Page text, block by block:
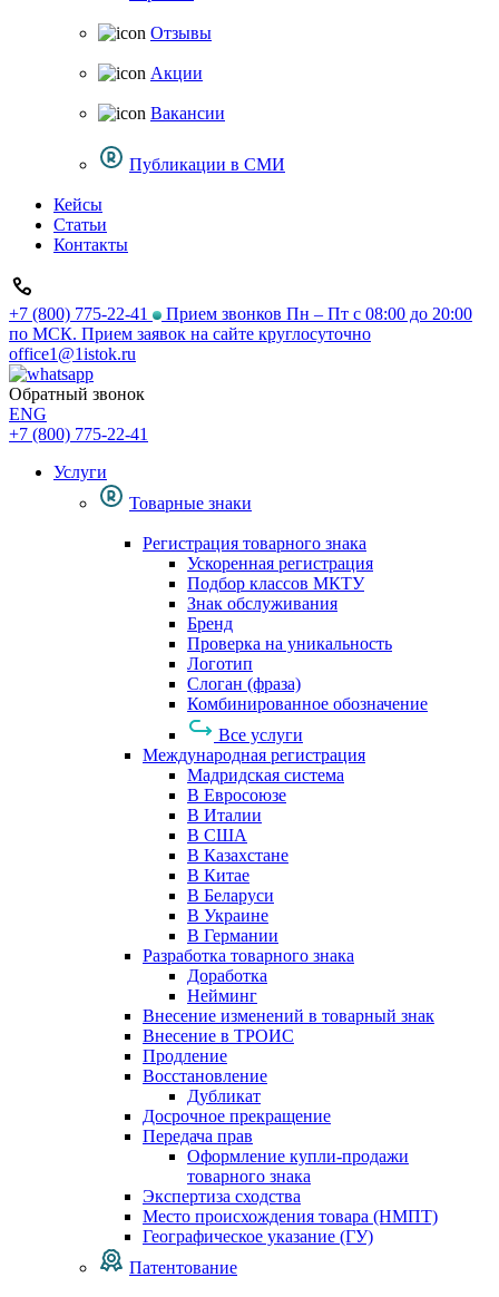
Отзывы
Акции
Вакансии
Публикации в СМИ
Кейсы
Статьи
Контакты
+7 (800) 775-22-41
Прием звонков Пн – Пт с 08:00 до 20:00
по МСК. Прием заявок на сайте круглосуточно
office1@1istok.ru
Обратный звонок
ENG
+7 (800) 775-22-41
Услуги
Товарные знаки
Регистрация товарного знака
Ускоренная регистрация
Подбор классов МКТУ
Знак обслуживания
Бренд
Проверка на уникальность
Логотип
Слоган (фраза)
Комбинированное обозначение
Все услуги
Международная регистрация
Мадридская система
В Евросоюзе
В Италии
В США
В Казахстане
В Китае
В Беларуси
В Украине
В Германии
Разработка товарного знака
Доработка
Нейминг
Внесение изменений в товарный знак
Внесение в ТРОИС
Продление
Восстановление
Дубликат
Досрочное прекращение
Передача прав
Оформление купли-продажи
товарного знака
Экспертиза сходства
Место происхождения товара (НМПТ)
Географическое указание (ГУ)
Патентование